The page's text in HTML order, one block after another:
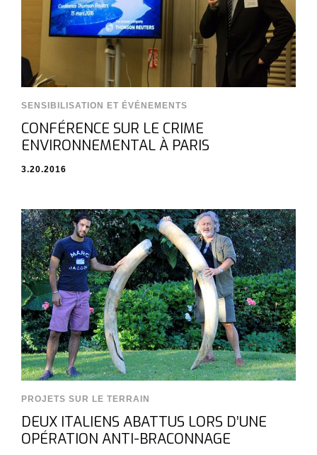
SENSIBILISATION ET ÉVÉNEMENTS
CONFÉRENCE SUR LE CRIME
ENVIRONNEMENTAL À PARIS
3.20.2016
PROJETS SUR LE TERRAIN
DEUX ITALIENS ABATTUS LORS D’UNE
OPÉRATION ANTI-BRACONNAGE